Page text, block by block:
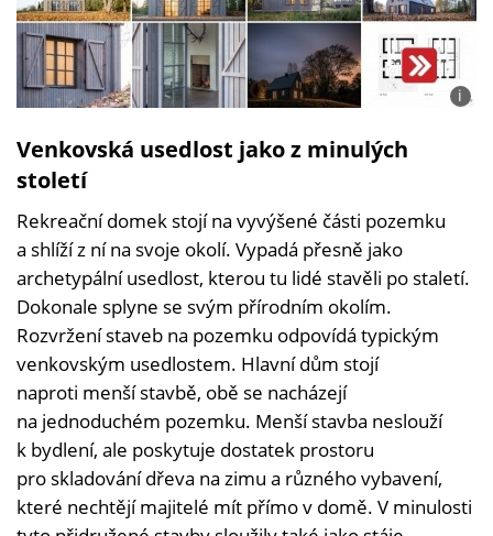
i
Venkovská usedlost jako z minulých
století
Rekreační domek stojí na vyvýšené části pozemku
a shlíží z ní na svoje okolí. Vypadá přesně jako
archetypální usedlost, kterou tu lidé stavěli po staletí.
Dokonale splyne se svým přírodním okolím.
Rozvržení staveb na pozemku odpovídá typickým
venkovským usedlostem. Hlavní dům stojí
naproti menší stavbě, obě se nacházejí
na jednoduchém pozemku. Menší stavba neslouží
k bydlení, ale poskytuje dostatek prostoru
pro skladování dřeva na zimu a různého vybavení,
které nechtějí majitelé mít přímo v domě. V minulosti